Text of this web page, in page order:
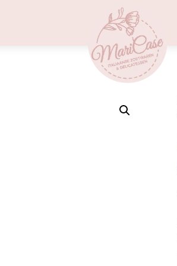
Menu